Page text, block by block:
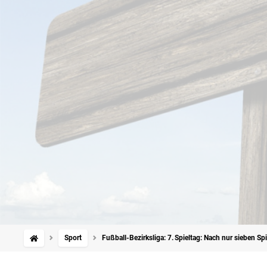
Sport Fußball-Bezirksliga: 7. Spieltag: Nach nur sieben